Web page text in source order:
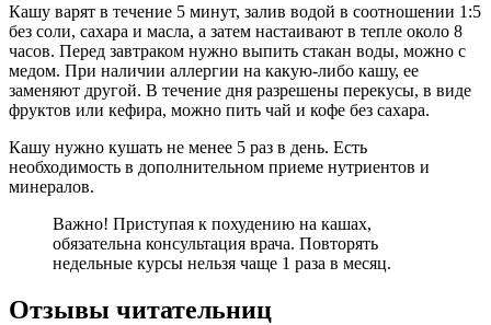
Кашу варят в течение 5 минут, залив водой в соотношении 1:5
без соли, сахара и масла, а затем настаивают в тепле около 8
часов. Перед завтраком нужно выпить стакан воды, можно с
медом. При наличии аллергии на какую-либо кашу, ее
заменяют другой. В течение дня разрешены перекусы, в виде
фруктов или кефира, можно пить чай и кофе без сахара.
Кашу нужно кушать не менее 5 раз в день. Есть
необходимость в дополнительном приеме нутриентов и
минералов.
Важно! Приступая к похудению на кашах,
обязательна консультация врача. Повторять
недельные курсы нельзя чаще 1 раза в месяц.
Отзывы читательниц